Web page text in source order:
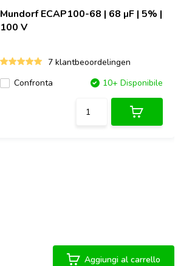
MundorfECAP100-68 | 68 µF | 5% |
100 V
7 klantbeoordelingen
Confronta
10+ Disponibile
Aggiungi al carrello